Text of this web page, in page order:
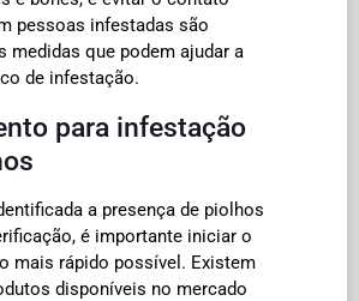
pessoas infestadas são
medidas que podem ajudar a
de infestação.
para infestação
a presença de piolhos
é importante iniciar o
mais rápido possível. Existem
disponíveis no mercado